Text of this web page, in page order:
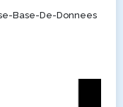
Base-De-Donnees